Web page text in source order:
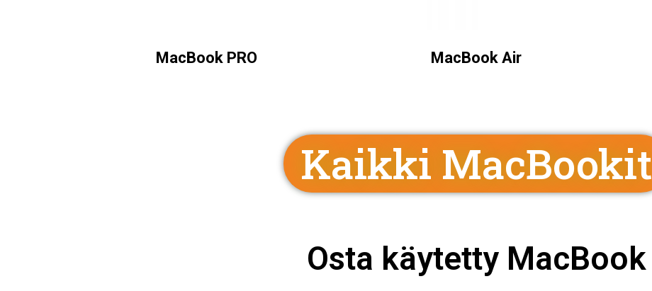
MacBook PRO MacBook Air
Kaikki MacBookit
Osta käytetty MacBook